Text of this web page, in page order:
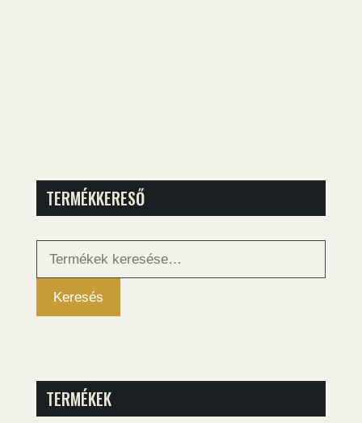
TERMÉKKERESŐ
Keresés
Keresés
TERMÉKEK